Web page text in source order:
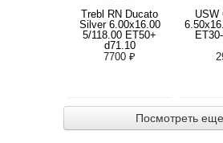
Trebl RN Ducato
Silver 6.00x16.00
5/118.00 ET50+
d71.10
7700 ₽
USW
Посмотреть еще